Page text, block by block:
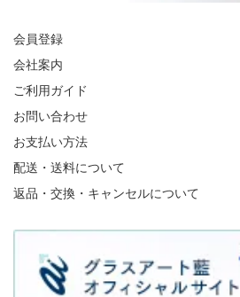
会員登録
会社案内
ご利用ガイド
お問い合わせ
お支払い方法
配送・送料について
返品・交換・キャンセルについて